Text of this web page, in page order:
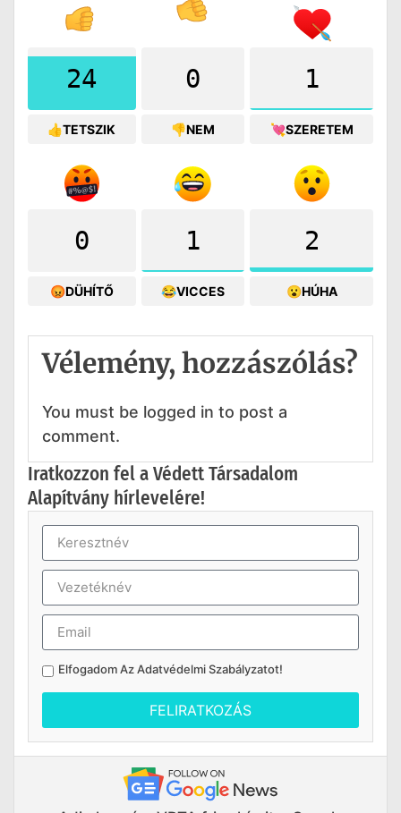
24
👍TETSZIK
0
👎NEM
1
💘SZERETEM
0
😡DÜHÍTŐ
1
😂VICCES
2
😮HÚHA
Vélemény, hozzászólás?
You must be logged in to post a
comment.
Iratkozzon fel a Védett Társadalom
Alapítvány hírlevelére!
Elfogadom AzAdatvédelmi Szabályzatot!
FELIRATKOZÁS